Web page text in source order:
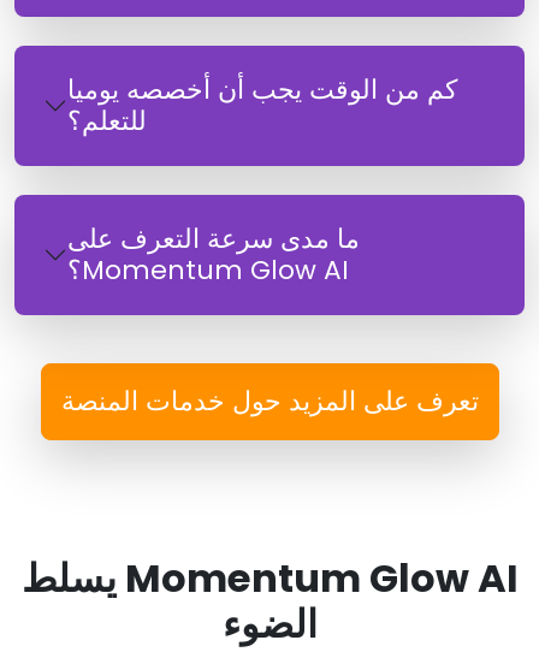
كم من الوقت يجب أن أخصصه يوميا
للتعلم؟
ما مدى سرعة التعرف على
Momentum Glow AI؟
تعرف على المزيد حول خدمات المنصة
Momentum Glow AI يسلط
الضوء